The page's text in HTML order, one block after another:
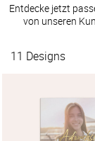
Entdecke jetzt
von unseren
11 Designs